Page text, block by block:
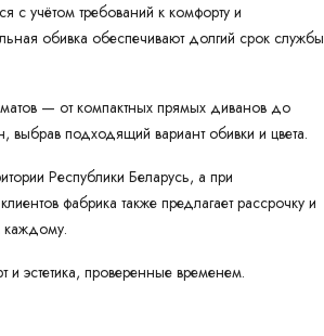
учётом требований к комфорту и
обивка обеспечивают долгий срок службы
— от компактных прямых диванов до
подходящий вариант обивки и цвета.
Республики Беларусь, а при
фабрика также предлагает рассрочку и
каждому.
эстетика, проверенные временем.